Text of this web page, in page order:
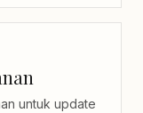
untuk update